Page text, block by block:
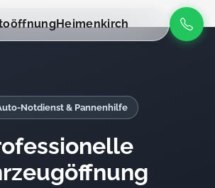
Heimenkirch
Notdienst & Pannenhilfe